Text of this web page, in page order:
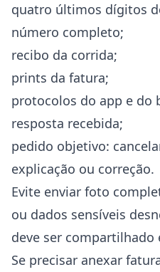
quatro últimos dígitos
número completo;
recibo da corrida;
prints da fatura;
protocolos do app e do
resposta recebida;
pedido objetivo:
explicação ou correção.
Evite enviar foto
ou dados sensíveis
deve ser compartilhado
Se precisar anexar